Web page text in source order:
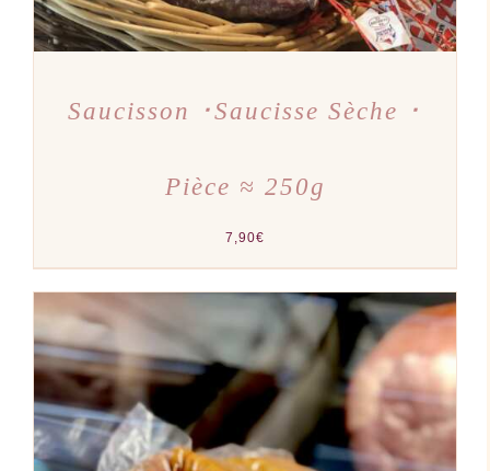
Saucisson ･Saucisse Sèche ･
Pièce ≈ 250g
7,90€